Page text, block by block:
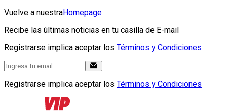
Vuelve a nuestraHomepage
Recibe las últimas noticias en tu casilla de E-mail
Registrarse implica aceptar los Términos y Condiciones
Registrarse implica aceptar los Términos y Condiciones